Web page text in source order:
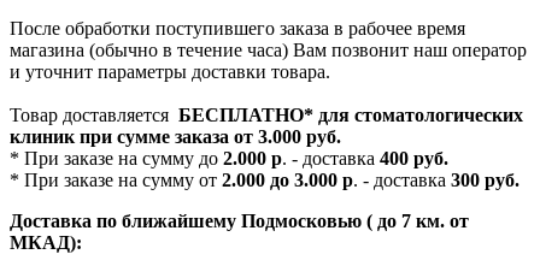
После обработки поступившего заказа в рабочее время
магазина (обычно в течение часа) Вам позвонит наш оператор
и уточнит параметры доставки товара.
Товар доставляется БЕСПЛАТНО* для стоматологических
клиник при сумме заказа от 3.000 руб.
* При заказе на сумму до 2.000 р. - доставка 400 руб.
* При заказе на сумму от 2.000 до 3.000 р. - доставка 300 руб.
Доставка по ближайшему Подмосковью ( до 7 км. от
МКАД):